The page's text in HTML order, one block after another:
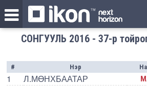
СОНГУУЛЬ 2016 - 37-р тойрог
# Нэр
1 Л.МӨНХБААТАР